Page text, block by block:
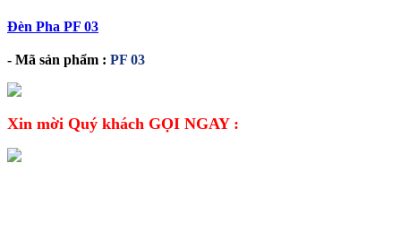
Đèn Pha PF 03
- Mã sản phẩm : PF 03
Xin mời Quý khách GỌI NGAY :